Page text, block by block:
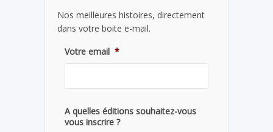
Nos meilleures histoires, directement
dans votre boite e-mail.
Votre email *
A quelles éditions souhaitez-vous
vous inscrire ?